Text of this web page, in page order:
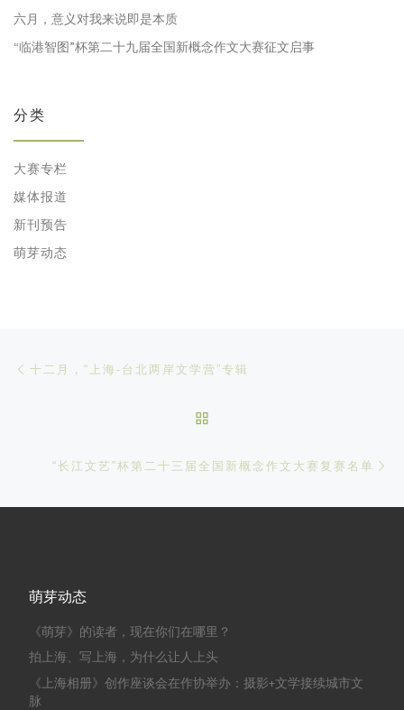
六月，意义对我来说即是本质
“临港智图”杯第二十九届全国新概念作文大赛征文启事
分类
大赛专栏
媒体报道
新刊预告
萌芽动态
文章导航
十二月，“上海-台北两岸文学营”专辑
“长江文艺”杯第二十三届全国新概念作文大赛复赛名单
萌芽动态
《萌芽》的读者，现在你们在哪里？
拍上海、写上海，为什么让人上头
《上海相册》创作座谈会在作协举办：摄影+文学接续城市文
脉